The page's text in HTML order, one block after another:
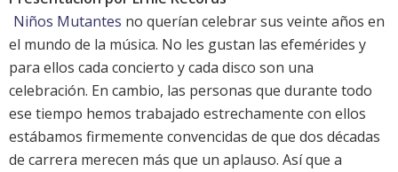
Niños Mutantes no querían celebrar sus veinte años en
el mundo de la música. No les gustan las efemérides y
para ellos cada concierto y cada disco son una
celebración. En cambio, las personas que durante todo
ese tiempo hemos trabajado estrechamente con ellos
estábamos firmemente convencidas de que dos décadas
de carrera merecen más que un aplauso. Así que a